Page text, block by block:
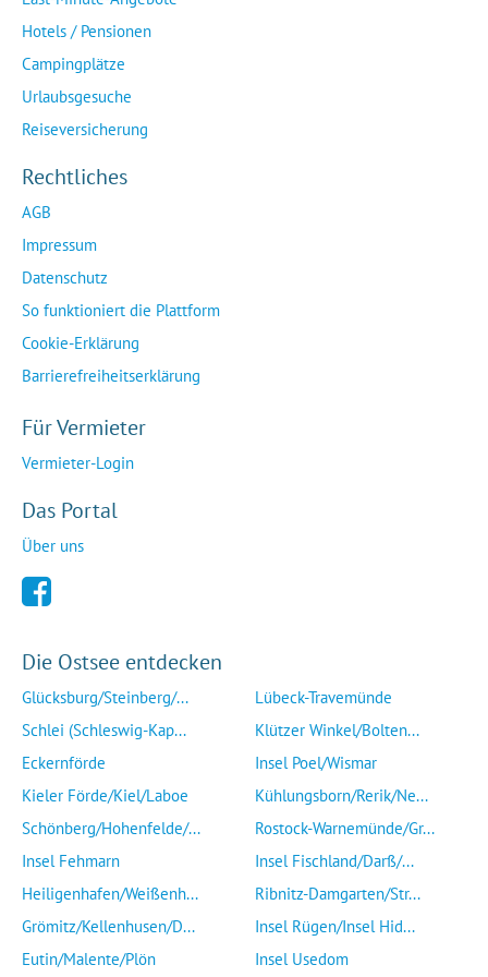
Hotels / Pensionen
Campingplätze
Urlaubsgesuche
Reiseversicherung
Rechtliches
AGB
Impressum
Datenschutz
So funktioniert die Plattform
Cookie-Erklärung
Barrierefreiheitserklärung
Für Vermieter
Vermieter-Login
Das Portal
Über uns
Die Ostsee entdecken
Glücksburg/Steinberg/...
Schlei (Schleswig-Kap...
Eckernförde
Kieler Förde/Kiel/Laboe
Schönberg/Hohenfelde/...
Insel Fehmarn
Heiligenhafen/Weißenh...
Grömitz/Kellenhusen/D...
Eutin/Malente/Plön
Lübeck-Travemünde
Klützer Winkel/Bolten...
Insel Poel/Wismar
Kühlungsborn/Rerik/Ne...
Rostock-Warnemünde/Gr...
Insel Fischland/Darß/...
Ribnitz-Damgarten/Str...
Insel Rügen/Insel Hid...
Insel Usedom